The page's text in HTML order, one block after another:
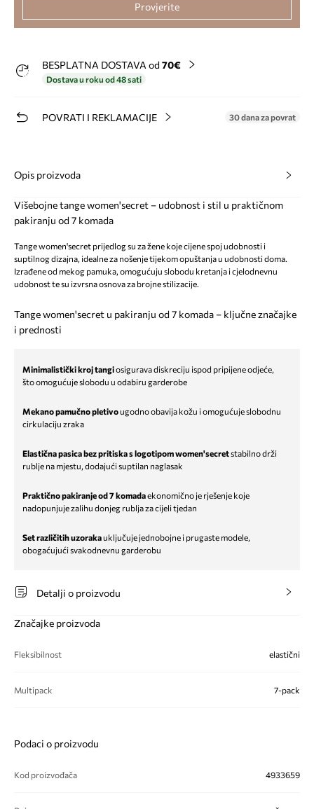
Provjerite
BESPLATNA DOSTAVA od 70€
Dostava u roku od 48 sati
POVRATI I REKLAMACIJE 30 dana za povrat
Opis proizvoda
Višebojne tange women'secret – udobnost i stil u praktičnom
pakiranju od 7 komada
Tange women'secret prijedlog su za žene koje cijene spoj udobnosti i
suptilnog dizajna, idealne za nošenje tijekom opuštanja u udobnosti doma.
Izrađene od mekog pamuka, omogućuju slobodu kretanja i cjelodnevnu
udobnost te su izvrsna osnova za brojne stilizacije.
Tange women'secret u pakiranju od 7 komada – ključne značajke
i prednosti
Minimalistički kroj tangiosigurava diskreciju ispod pripijene odjeće,
što omogućuje slobodu u odabiru garderobe
Mekano pamučno pletivougodno obavija kožu i omogućuje slobodnu
cirkulaciju zraka
Elastična pasica bez pritiska s logotipom women'secretstabilno drži
rublje na mjestu, dodajući suptilan naglasak
Praktično pakiranje od 7 komadaekonomično je rješenje koje
nadopunjuje zalihu donjeg rublja za cijeli tjedan
Set različitih uzorakauključuje jednobojne i prugaste modele,
obogaćujući svakodnevnu garderobu
Detalji o proizvodu
Značajke proizvoda
Fleksibilnost elastični
Multipack 7-pack
Podaci o proizvodu
Kod proizvođača 4933659